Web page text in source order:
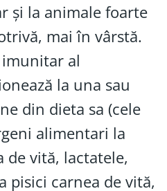
și la animale foarte
mai în vârstă.
al
la una sau
din dieta sa (cele
alimentari la
de vită, lactatele,
pisici carnea de vită,